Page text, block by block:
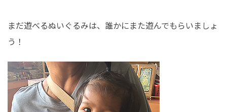
まだ遊べるぬいぐるみは、誰かにまた遊んでもらいましょ
う！